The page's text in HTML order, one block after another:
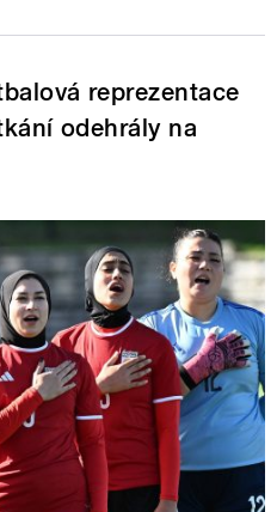
reprezentace
odehrály na